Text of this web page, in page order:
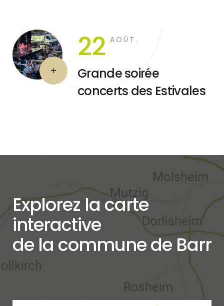
22 AOÛT.
Grande soirée
concerts des Estivales
Explorez la carte
interactive
de la commune de Barr